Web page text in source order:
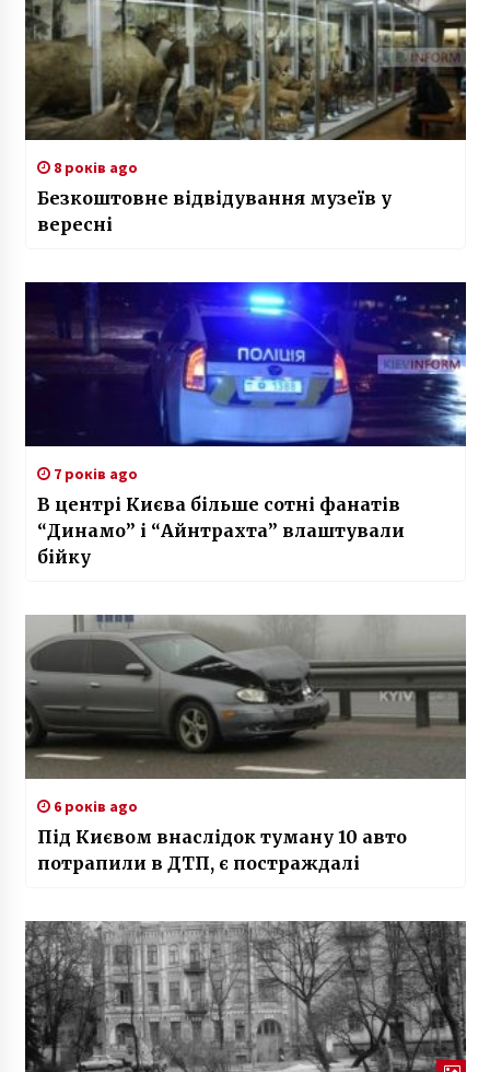
8 років ago
Безкоштовне відвідування музеїв у
вересні
7 років ago
B центрі Києва більше сотні фанатів
“Динамо” і “Айнтрахта” влаштували
бійку
6 років ago
Під Києвом внаслідок туману 10 авто
потрапили в ДТП, є постраждалі